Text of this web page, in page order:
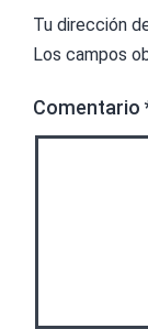
Tu dirección
Los campos
Comentario